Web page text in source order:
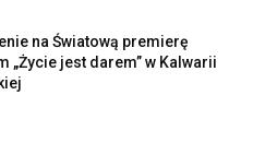
na Światową premierę
„Życie jest darem” w Kalwarii